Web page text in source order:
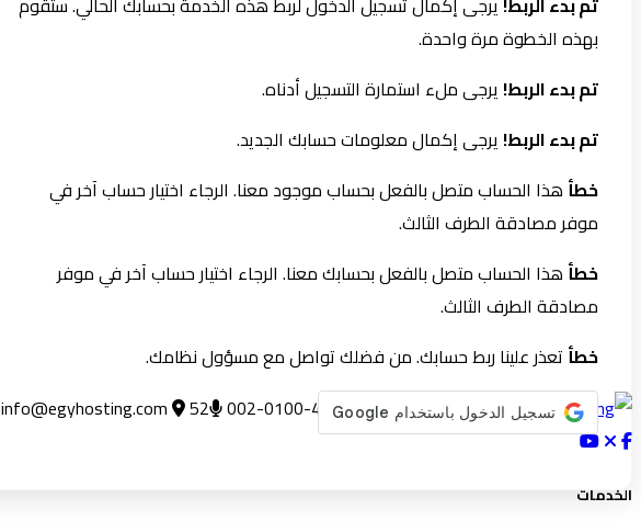
بهذه الخطوة مرة واحدة.
تم بدء الربط! يرجى ملء استمارة التسجيل أدناه.
تم بدء الربط! يرجى إكمال معلومات حسابك الجديد.
خطأ هذا الحساب متصل بالفعل بحساب موجود معنا. الرجاء اختيار حساب آخر في
موفر مصادقة الطرف الثالث.
خطأ هذا الحساب متصل بالفعل بحسابك معنا. الرجاء اختيار حساب آخر في موفر
مصادقة الطرف الثالث.
خطأ تعذر علينا ربط حسابك. من فضلك تواصل مع مسؤول نظامك.
002-0100-474-0999
info@egyhosting.com 52 ش الطيران, مدينة نصر, القاهره
الخدمات